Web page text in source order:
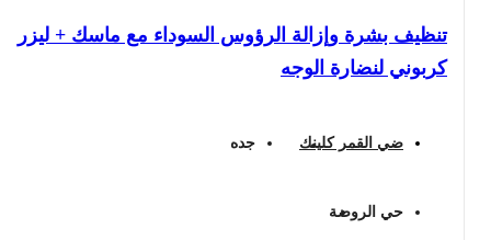
تنظيف بشرة وإزالة الرؤوس السوداء مع ماسك + ليزر
كربوني لنضارة الوجه
ضي القمر كلينك جده
حي الروضة